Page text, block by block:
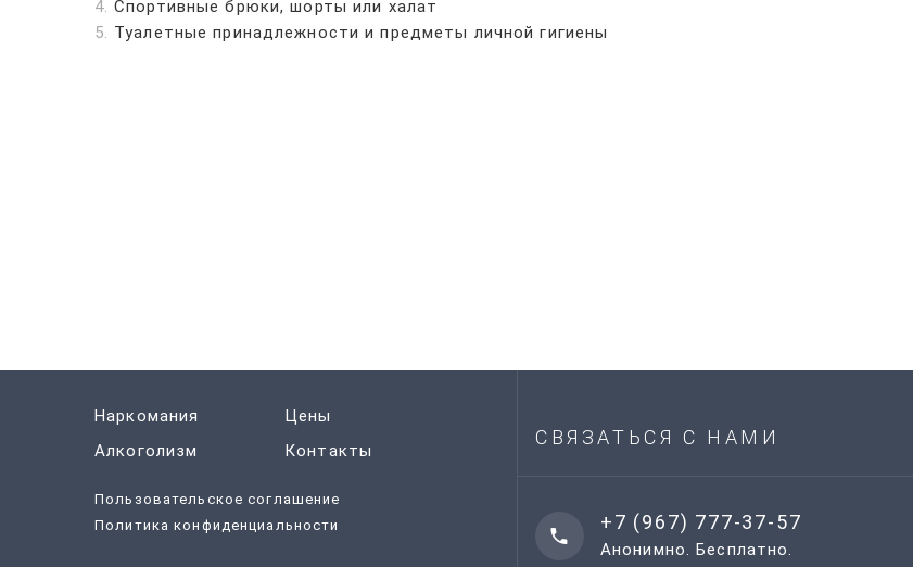
Спортивные брюки, шорты или халат
Туалетные принадлежности и предметы личной гигиены
Наркомания
Алкоголизм
Цены
Контакты
Пользовательское соглашение
Политика конфиденциальности
СВЯЗАТЬСЯ С НАМИ
+7 (967) 777-37-57
Анонимно. Бесплатно.